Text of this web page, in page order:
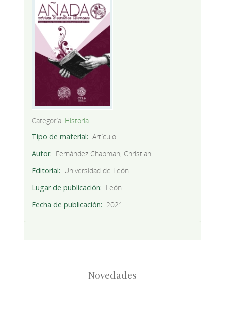
Categoría: Historia
Tipo de material
Artículo
Autor
Fernández Chapman, Christian
Editorial
Universidad de León
Lugar de publicación
León
Fecha de publicación
2021
Novedades